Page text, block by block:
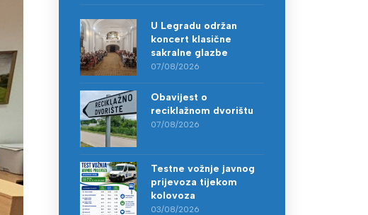
U Legradu održan
koncert klasične
sakralne glazbe
07/08/2026
Obavijest o
reciklažnom dvorištu
07/08/2026
Testne vožnje javnog
prijevoza tijekom
kolovoza
03/08/2026